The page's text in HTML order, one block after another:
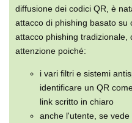
diffusione dei codici QR, è
attacco di phishing basato su
attacco phishing
attenzione poiché:
i vari filtri e sistemi
identificare un QR
link scritto in chiaro
anche l'utente, se